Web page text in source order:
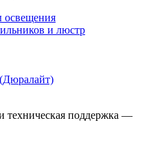
освещения
и люстр
техническая поддержка —